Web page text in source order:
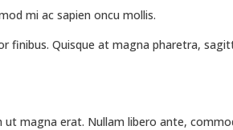
mi ac sapien oncu mollis.
finibus. Quisque at magna pharetra,
magna erat. Nullam libero ante,